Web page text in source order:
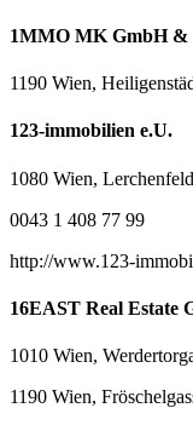
1MMO MK GmbH &
1190 Wien,
123-immobilien e.U.
1080 Wien,
0043 1 408 77 99
http://www.123-
16EAST Real Estate
1010 Wien,
1190 Wien,